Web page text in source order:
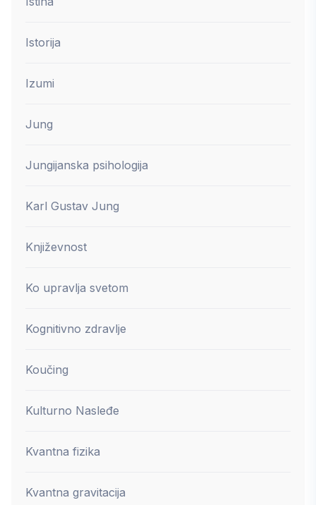
Istorija
Izumi
Jung
Jungijanska psihologija
Karl Gustav Jung
Književnost
Ko upravlja svetom
Kognitivno zdravlje
Koučing
Kulturno Nasleđe
Kvantna fizika
Kvantna gravitacija